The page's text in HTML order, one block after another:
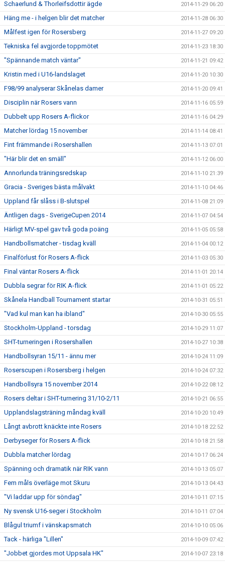
Schaerlund & Thorleifsdottir ägde 2014-11-29 06:20
Häng me - i helgen blir det matcher 2014-11-28 06:30
Målfest igen för Rosersberg 2014-11-27 09:20
Tekniska fel avgjorde toppmötet 2014-11-23 18:30
"Spännande match väntar" 2014-11-21 09:42
Kristin med i U16-landslaget 2014-11-20 10:30
F98/99 analyserar Skånelas damer 2014-11-20 09:41
Disciplin när Rosers vann 2014-11-16 05:59
Dubbelt upp Rosers A-flickor 2014-11-16 04:29
Matcher lördag 15 november 2014-11-14 08:41
Fint främmande i Rosershallen 2014-11-13 07:01
"Här blir det en smäll" 2014-11-12 06:00
Annorlunda träningsredskap 2014-11-10 21:39
Gracia - Sveriges bästa målvakt 2014-11-10 04:46
Uppland får slåss i B-slutspel 2014-11-08 21:09
Äntligen dags - SverigeCupen 2014 2014-11-07 04:54
Härligt MV-spel gav två goda poäng 2014-11-05 05:58
Handbollsmatcher - tisdag kväll 2014-11-04 00:12
Finalförlust för Rosers A-flick 2014-11-03 05:30
Final väntar Rosers A-flick 2014-11-01 20:14
Dubbla segrar för RIK A-flick 2014-11-01 05:22
Skånela Handball Tournament startar 2014-10-31 05:51
"Vad kul man kan ha ibland" 2014-10-30 05:55
Stockholm-Uppland - torsdag 2014-10-29 11:07
SHT-turneringen i Rosershallen 2014-10-27 10:38
Handbollsyran 15/11 - ännu mer 2014-10-24 11:09
Roserscupen i Rosersberg i helgen 2014-10-24 07:32
Handbollsyra 15 november 2014 2014-10-22 08:12
Rosers deltar i SHT-turnering 31/10-2/11 2014-10-21 06:55
Upplandslagsträning måndag kväll 2014-10-20 10:49
Långt avbrott knäckte inte Rosers 2014-10-18 22:52
Derbyseger för Rosers A-flick 2014-10-18 21:58
Dubbla matcher lördag 2014-10-17 06:24
Spänning och dramatik när RIK vann 2014-10-13 05:07
Fem måls överläge mot Skuru 2014-10-13 04:43
"Vi laddar upp för söndag" 2014-10-11 07:15
Ny svensk U16-seger i Stockholm 2014-10-11 07:04
Blågul triumf i vänskapsmatch 2014-10-10 05:06
Tack - härliga "Lillen" 2014-10-09 07:42
"Jobbet gjordes mot Uppsala HK" 2014-10-07 23:18